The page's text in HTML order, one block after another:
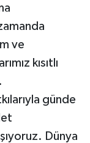
ve
kısıtlı
günde
Dünya